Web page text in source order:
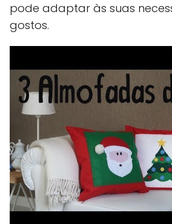
pode adaptar às suas
gostos.